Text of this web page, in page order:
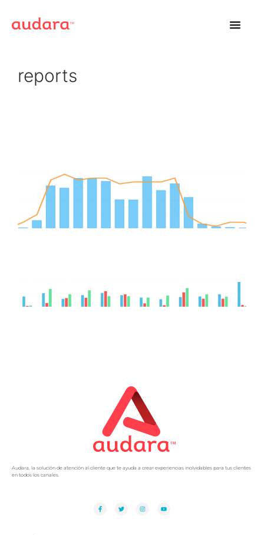
reports
Audara, la solución de atención al cliente que te ayuda a crear experiencias inolvidables para tus clientes
en todos los canales.